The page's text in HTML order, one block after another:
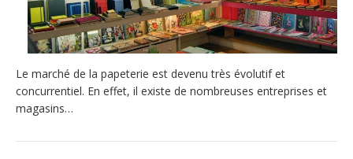
Le marché de la papeterie est devenu très évolutif et
concurrentiel. En effet, il existe de nombreuses entreprises et
magasins…